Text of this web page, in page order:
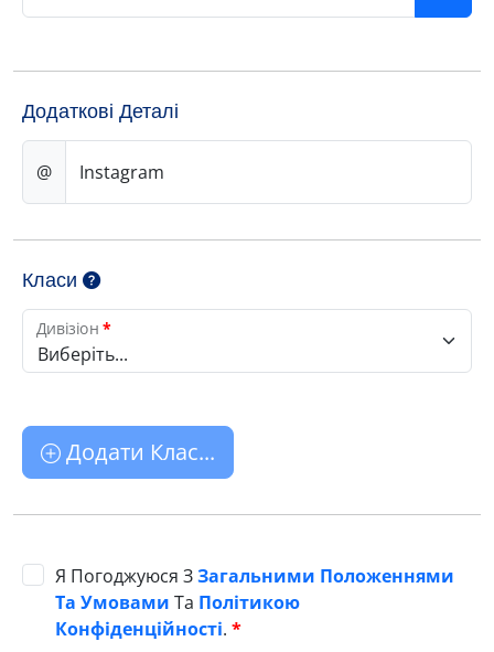
Додаткові Деталі
@ Instagram
Класи
Виберіть...
Дивізіон *
Додати Клас...
Я Погоджуюся ЗЗагальними Положеннями
Та Умовами Та Політикою
Конфіденційності.*